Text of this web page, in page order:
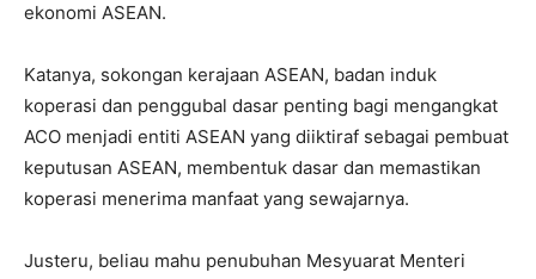
ekonomi ASEAN.
Katanya, sokongan kerajaan ASEAN, badan induk
koperasi dan penggubal dasar penting bagi mengangkat
ACO menjadi entiti ASEAN yang diiktiraf sebagai pembuat
keputusan ASEAN, membentuk dasar dan memastikan
koperasi menerima manfaat yang sewajarnya.
Justeru, beliau mahu penubuhan Mesyuarat Menteri